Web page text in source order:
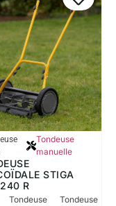
Tondeuse
manuelle
STIGA
R
Tondeuse
Tondeuse